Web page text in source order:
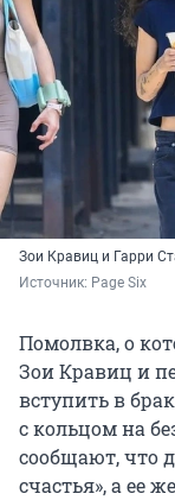
Зои Кравиц и Гарри
Источник: Page Six
Помолвка, о
Зои Кравиц и
вступить в
с кольцом на
сообщают, что
счастья», а ее